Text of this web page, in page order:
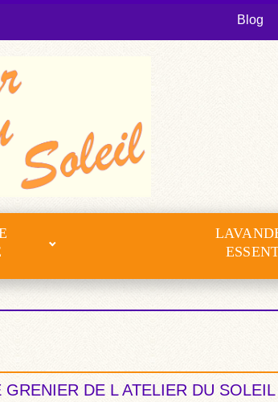
Blog
GRENIER DE L ATELIER DU SOLEIL